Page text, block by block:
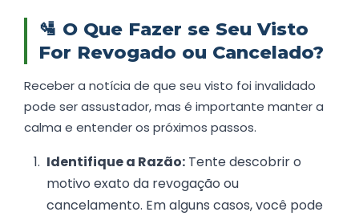
🛂 O Que Fazer se Seu Visto
For Revogado ou Cancelado?
Receber a notícia de que seu visto foi invalidado
pode ser assustador, mas é importante manter a
calma e entender os próximos passos.
Identifique a Razão: Tente descobrir o
motivo exato da revogação ou
cancelamento. Em alguns casos, você pode